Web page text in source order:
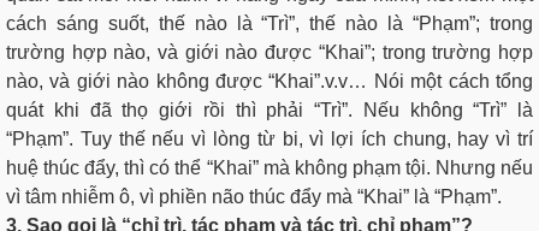
cách sáng suốt, thế nào là “Trì”, thế nào là “Phạm”; trong
trường hợp nào, và giới nào được “Khai”; trong trường hợp
nào, và giới nào không được “Khai”.v.v… Nói một cách tổng
quát khi đã thọ giới rồi thì phải “Trì”. Nếu không “Trì” là
“Phạm”. Tuy thế nếu vì lòng từ bi, vì lợi ích chung, hay vì trí
huệ thúc đẩy, thì có thể “Khai” mà không phạm tội. Nhưng nếu
vì tâm nhiễm ô, vì phiền não thúc đẩy mà “Khai” là “Phạm”.
3. Sao gọi là “chỉ trì, tác phạm và tác trì, chỉ phạm”?